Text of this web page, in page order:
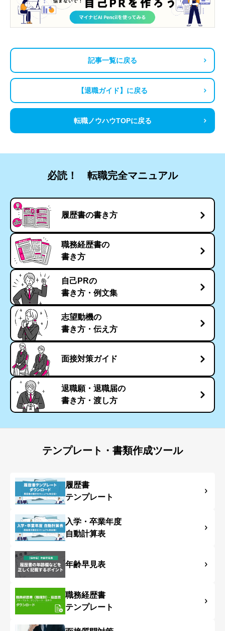
記事一覧に戻る
【退職ガイド】に戻る
転職ノウハウTOPに戻る
必読！ 転職完全マニュアル
履歴書の書き方
職務経歴書の
書き方
自己PRの
書き方・例文集
志望動機の
書き方・伝え方
面接対策ガイド
退職願・退職届の
書き方・渡し方
テンプレート・書類作成ツール
履歴書
テンプレート
入学・卒業年度
自動計算表
年齢早見表
職務経歴書
テンプレート